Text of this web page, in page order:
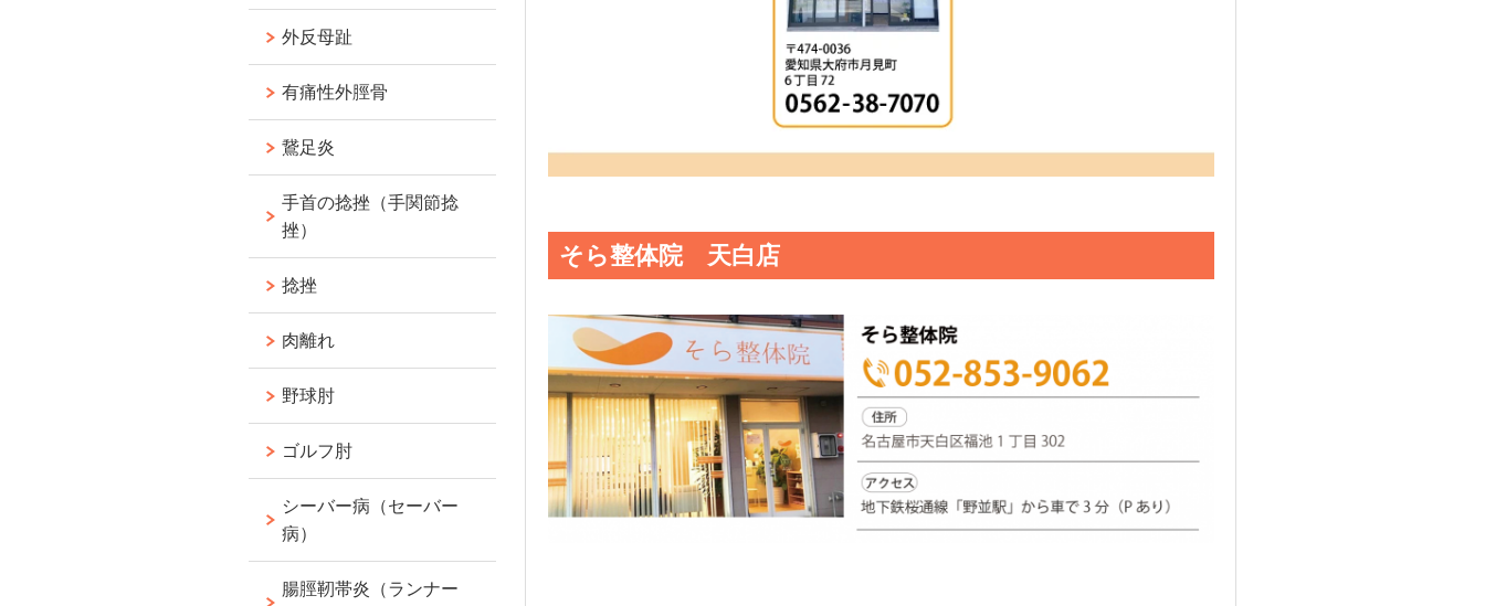
そら整体院 天白店
外反母趾
有痛性外脛骨
鵞足炎
手首の捻挫（手関節捻
挫）
捻挫
肉離れ
野球肘
ゴルフ肘
シーバー病（セーバー
病）
腸脛靭帯炎（ランナー